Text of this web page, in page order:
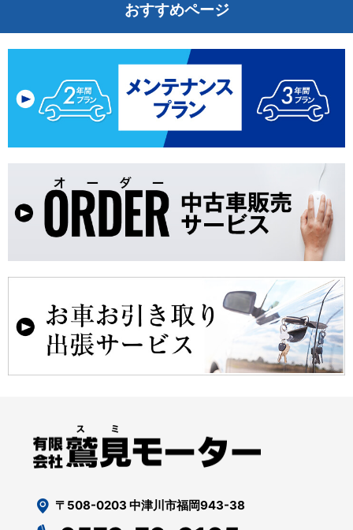
おすすめページ
〒508-0203 中津川市福岡943-38